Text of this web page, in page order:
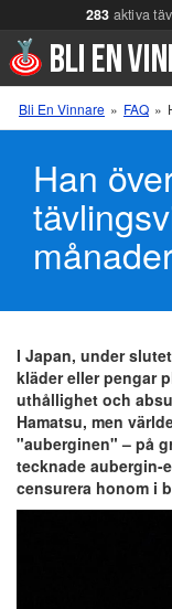
283 aktiva
Bli En Vinnare » FAQ »
Han
I Japan, under
kläder eller pengar
uthållighet och
Hamatsu, men
"auberginen" – på
tecknade aubergin-
censurera honom i